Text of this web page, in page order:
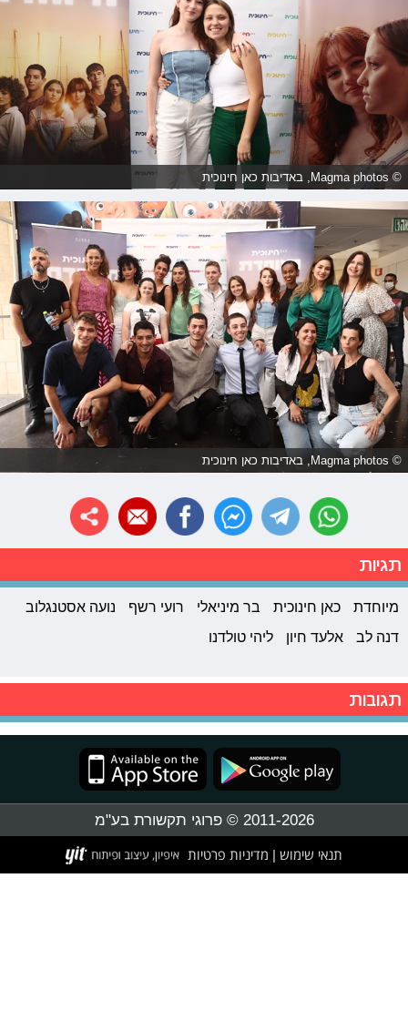
© Magma photos, באדיבות כאן חינוכית
© Magma photos, באדיבות כאן חינוכית
תגיות
מיוחדת כאן חינוכית בר מיניאלי רועי רשף
נועה אסטנגלוב
דנה לב
אלעד חיון ליהי טולדנו
תגובות
2011-2026 © פרוגי תקשורת בע"מ
תנאי שימוש מדיניות פרטיות